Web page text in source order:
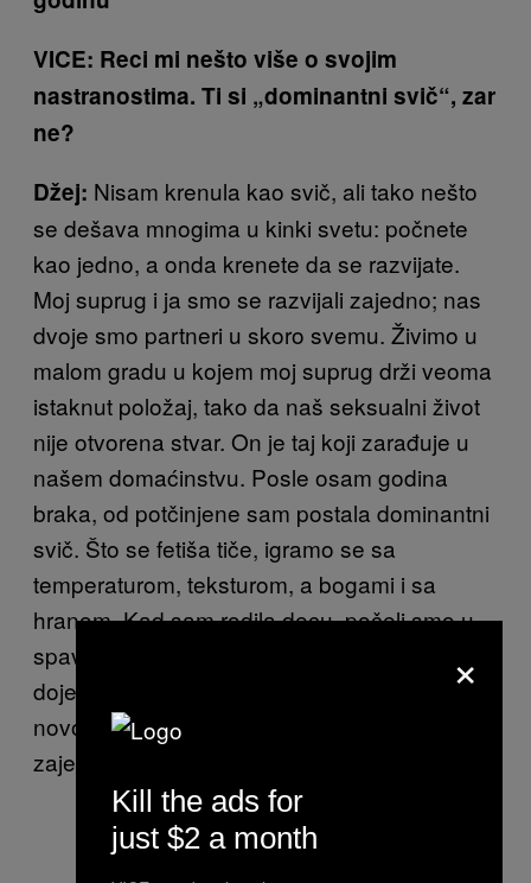
VICE: Reci mi nešto više o svojim
nastranostima. Ti si „dominantni svič“, zar
ne?
Džej: Nisam krenula kao svič, ali tako nešto
se dešava mnogima u kinki svetu: počnete
kao jedno, a onda krenete da se razvijate.
Moj suprug i ja smo se razvijali zajedno; nas
dvoje smo partneri u skoro svemu. Živimo u
malom gradu u kojem moj suprug drži veoma
istaknut položaj, tako da naš seksualni život
nije otvorena stvar. On je taj koji zarađuje u
našem domaćinstvu. Posle osam godina
braka, od potčinjene sam postala dominantni
svič. Što se fetiša tiče, igramo se sa
temperaturom, teksturom, a bogami i sa
hranom. Kad sam rodila decu, počeli smo u
spavaćoj sobi da se igramo i odraslog
dojenja. Spremna sam da isprobam bilo šta
novo. Funkcionisalo je 23 godine koliko smo
zajedno.
×
Kill the ads for
just $2 a month